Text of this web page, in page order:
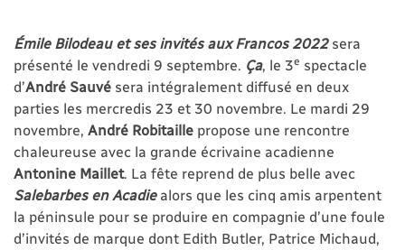
Émile Bilodeau et ses invités aux Francos 2022sera
présenté le vendredi 9 septembre. Ça, le 3e spectacle
d’André Sauvé sera intégralement diffusé en deux
parties les mercredis 23 et 30 novembre. Le mardi 29
novembre, André Robitaille propose une rencontre
chaleureuse avec la grande écrivaine acadienne
Antonine Maillet. La fête reprend de plus belle avec
Salebarbes en Acadiealors que les cinq amis arpentent
la péninsule pour se produire en compagnie d’une foule
d’invités de marque dont Edith Butler, Patrice Michaud,